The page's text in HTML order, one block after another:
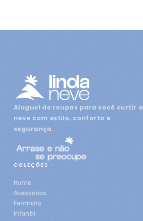
Aluguel de roupas para você curtir a
neve com estilo, conforto e
segurança.
COLEÇÕES
Home
Acessórios
Feminino
Infantil